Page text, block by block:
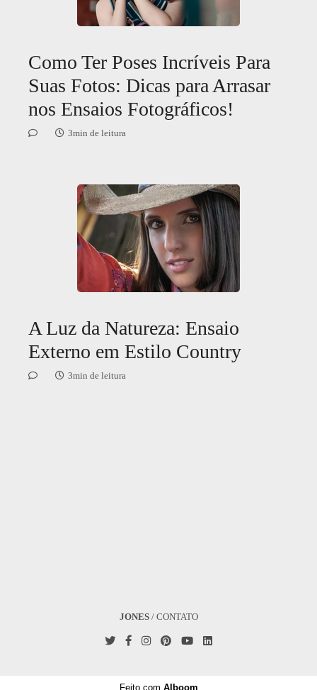
Como Ter Poses Incríveis Para
Suas Fotos: Dicas para Arrasar
nos Ensaios Fotográficos!
3min de leitura
A Luz da Natureza: Ensaio
Externo em Estilo Country
3min de leitura
JONES/ CONTATO
Feito com Alboom